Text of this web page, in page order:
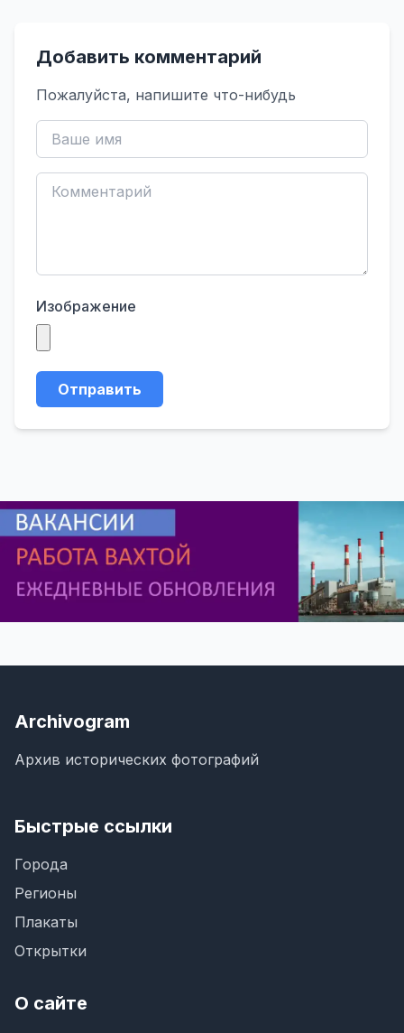
Добавить комментарий
Пожалуйста, напишите что-нибудь
Изображение
Отправить
Archivogram
Архив исторических фотографий
Быстрые ссылки
Города
Регионы
Плакаты
Открытки
О сайте